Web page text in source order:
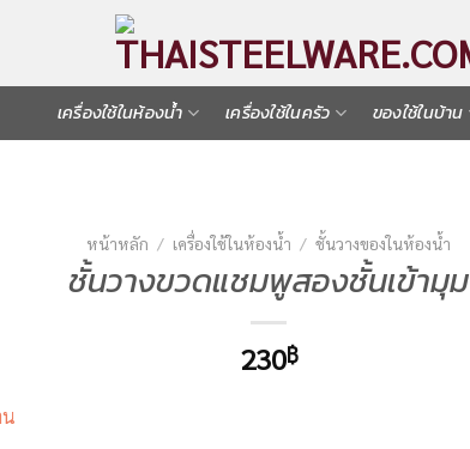
เครื่องใช้ในห้องน้ำ เครื่องใช้ในครัว ของใช้ในบ้าน
หน้าหลัก / เครื่องใช้ในห้องน้ำ / ชั้นวางของในห้องน้ำ
ชั้นวางขวดแชมพูสองชั้นเข้ามุม
230฿